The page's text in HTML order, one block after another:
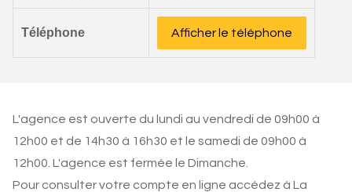
Téléphone Afficher le téléphone
L'agence est ouverte du lundi au vendredi de 09h00 à
12h00 et de 14h30 à 16h30 et le samedi de 09h00 à
12h00. L'agence est fermée le Dimanche.
Pour consulter votre compte en ligne accédez à La